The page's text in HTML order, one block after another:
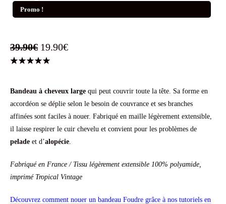
Promo !
39.90€ Le
prix
était :
39.90€.
19.90€Le
est :
19.90€.
basé
notation
client
Bandeau à cheveux large qui peut couvrir toute la tête. Sa forme en
accordéon se déplie selon le besoin de couvrance et ses branches
affinées sont faciles à nouer. Fabriqué en maille légèrement extensible,
il laisse respirer le cuir chevelu et convient pour les problèmes de
pelade et d’alopécie
Fabriqué en France / Tissu légèrement extensible 100% polyamide,
imprimé Tropical Vintage
Découvrez comment nouer un bandeau Foudre grâce à nos tutoriels en